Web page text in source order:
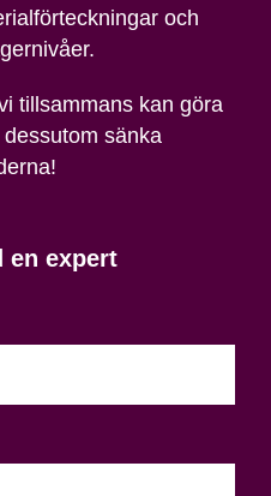
och
tillsammans kan göra
sänka
en expert